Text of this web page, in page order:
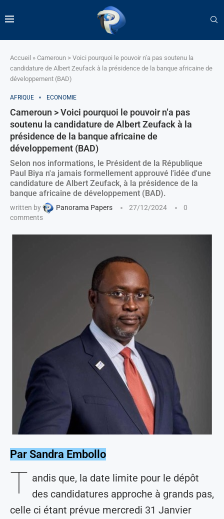
Accueil » Cameroun > Voici pourquoi le pouvoir n’a pas soutenu la
candidature de Albert Zeufack à la présidence de la banque africaine de
développement (BAD)
AFRIQUE ECONOMIE
Cameroun > Voici pourquoi le pouvoir n’a pas
soutenu la candidature de Albert Zeufack à la
présidence de la banque africaine de
développement (BAD)
Selon nos informations, le Président de la République
Paul Biya n'a jamais formellement approuvé l'idée d'une
candidature de Albert Zeufack, à la présidence de la
banque africaine de développement (BAD).
written by Panorama Papers 27/12/2024
0
comments
Par Sandra Embollo
T andis que, la date limite pour le dépôt
des candidatures approche à grands pas,
celle ci étant prévue mercredi 31 Janvier